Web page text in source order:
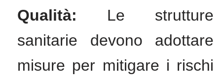
Qualità: Le strutture
sanitarie devono adottare
misure per mitigare i rischi